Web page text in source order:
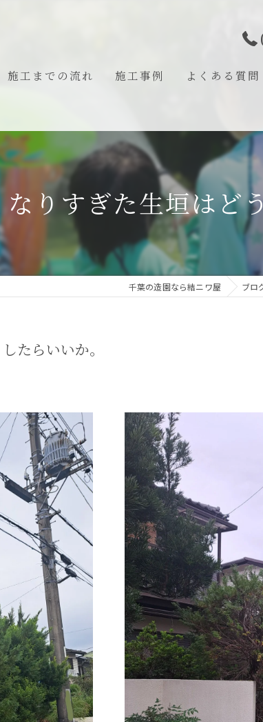
施工までの流れ 施工事例 よくある質問
りすぎた生垣はど
千葉の造園なら結ニワ屋 ブロ
たらいいか。